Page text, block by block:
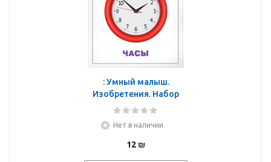
: Умный малыш.
Изобретения. Набор
карточек для детей.
Нет в наличии
12 ₪